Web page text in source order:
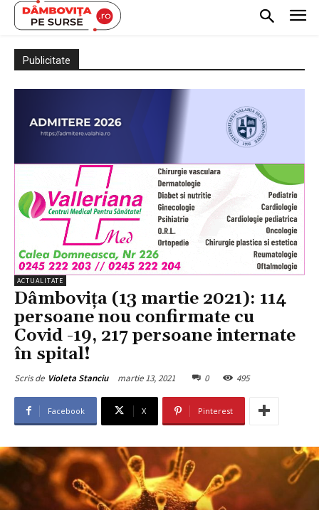
Publicitate
ACTUALITATE
Dâmbovița (13 martie 2021): 114
persoane nou confirmate cu
Covid -19, 217 persoane internate
în spital!
Scris de Violeta Stanciu martie 13, 2021 0 495
Facebook X Pinterest